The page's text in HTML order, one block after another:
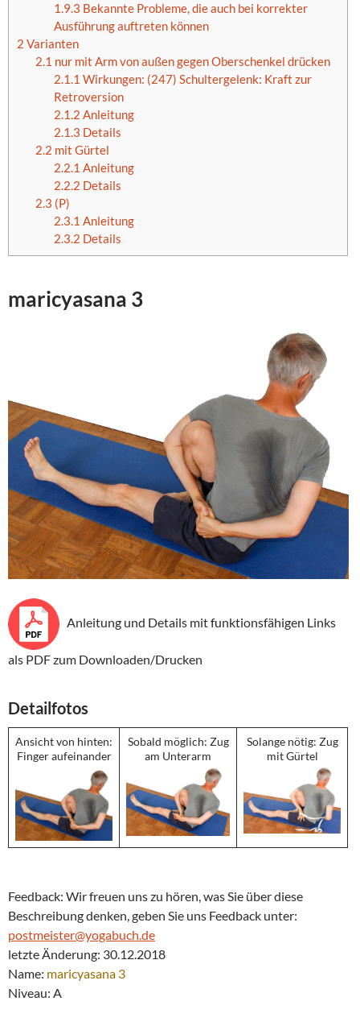
1.9.3 Bekannte Probleme, die auch bei korrekter
Ausführung auftreten können
2 Varianten
2.1 nur mit Arm von außen gegen Oberschenkel drücken
2.1.1 Wirkungen: (247) Schultergelenk: Kraft zur
Retroversion
2.1.2 Anleitung
2.1.3 Details
2.2 mit Gürtel
2.2.1 Anleitung
2.2.2 Details
2.3 (P)
2.3.1 Anleitung
2.3.2 Details
maricyasana 3
Anleitung und Details mit funktionsfähigen Links
als PDF zum Downloaden/Drucken
Detailfotos
Ansicht von hinten:
Finger aufeinander
Sobald möglich: Zug
am Unterarm
Solange nötig: Zug
mit Gürtel
Feedback: Wir freuen uns zu hören, was Sie über diese
Beschreibung denken, geben Sie uns Feedback unter:
postmeister@yogabuch.de
letzte Änderung: 30.12.2018
Name: maricyasana 3
Niveau: A